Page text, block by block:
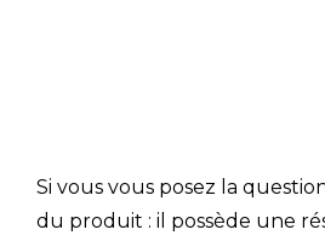
Si vous vous posez la
du produit : il possède une